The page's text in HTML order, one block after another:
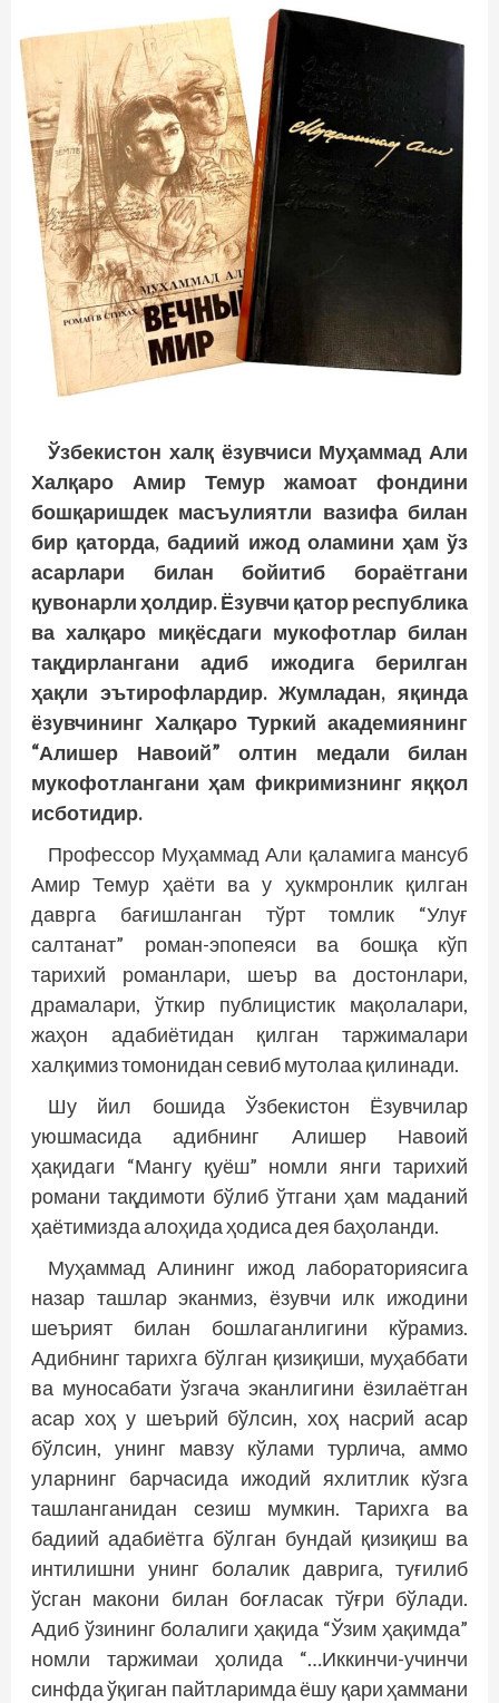
Ўзбекистон халқ ёзувчиси Муҳаммад Али
Халқаро Амир Темур жамоат фондини
бошқаришдек масъулиятли вазифа билан
бир қаторда, бадиий ижод оламини ҳам ўз
асарлари билан бойитиб бораётгани
қувонарли ҳолдир. Ёзувчи қатор республика
ва халқаро миқёсдаги мукофотлар билан
тақдирлангани адиб ижодига берилган
ҳақли эътирофлардир. Жумладан, яқинда
ёзувчининг Халқаро Туркий академиянинг
“Алишер Навоий” олтин медали билан
мукофотлангани ҳам фикримизнинг яққол
исботидир.
Профессор Муҳаммад Али қаламига мансуб
Амир Темур ҳаёти ва у ҳукмронлик қилган
даврга бағишланган тўрт томлик “Улуғ
салтанат” роман-эпопеяси ва бошқа кўп
тарихий романлари, шеър ва достонлари,
драмалари, ўткир публицистик мақолалари,
жаҳон адабиётидан қилган таржималари
халқимиз томонидан севиб мутолаа қилинади.
Шу йил бошида Ўзбекистон Ёзувчилар
уюшмасида адибнинг Алишер Навоий
ҳақидаги “Мангу қуёш” номли янги тарихий
романи тақдимоти бўлиб ўтгани ҳам маданий
ҳаётимизда алоҳида ҳодиса дея баҳоланди.
Муҳаммад Алининг ижод лабораториясига
назар ташлар эканмиз, ёзувчи илк ижодини
шеърият билан бошлаганлигини кўрамиз.
Адибнинг тарихга бўлган қизиқиши, муҳаббати
ва муносабати ўзгача эканлигини ёзилаётган
асар хоҳ у шеърий бўлсин, хоҳ насрий асар
бўлсин, унинг мавзу кўлами турлича, аммо
уларнинг барчасида ижодий яхлитлик кўзга
ташланганидан сезиш мумкин. Тарихга ва
бадиий адабиётга бўлган бундай қизиқиш ва
интилишни унинг болалик даврига, туғилиб
ўсган макони билан боғласак тўғри бўлади.
Адиб ўзининг болалиги ҳақида “Ўзим ҳақимда”
номли таржимаи ҳолида “…Иккинчи-учинчи
синфда ўқиган пайтларимда ёшу қари ҳаммани